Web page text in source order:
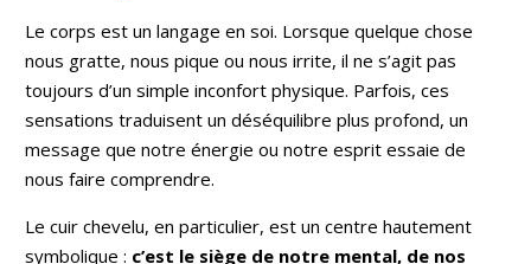
Le corps est un langage en soi. Lorsque quelque chose
nous gratte, nous pique ou nous irrite, il ne s’agit pas
toujours d’un simple inconfort physique. Parfois, ces
sensations traduisent un déséquilibre plus profond, un
message que notre énergie ou notre esprit essaie de
nous faire comprendre.
Le cuir chevelu, en particulier, est un centre hautement
symbolique : c’est le siège de notre mental, de nos